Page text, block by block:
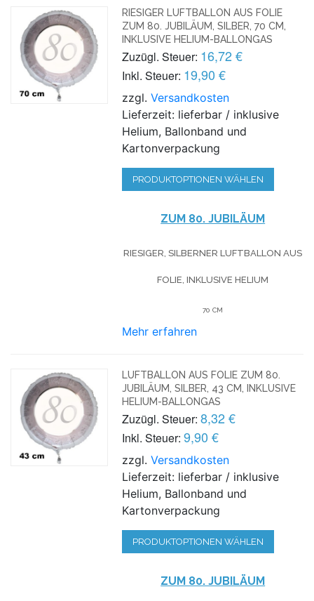
RIESIGER LUFTBALLON AUS FOLIE
ZUM 80. JUBILÄUM, SILBER, 70 CM,
INKLUSIVE HELIUM-BALLONGAS
Zuzügl. Steuer: 16,72 €
Inkl. Steuer: 19,90 €
zzgl.Versandkosten
Lieferzeit: lieferbar / inklusive
Helium, Ballonband und
Kartonverpackung
PRODUKTOPTIONEN WÄHLEN
ZUM 80. JUBILÄUM
RIESIGER, SILBERNER LUFTBALLON AUS
FOLIE, INKLUSIVE HELIUM
70 CM
Mehr erfahren
LUFTBALLON AUS FOLIE ZUM 80.
JUBILÄUM, SILBER, 43 CM, INKLUSIVE
HELIUM-BALLONGAS
Zuzügl. Steuer: 8,32 €
Inkl. Steuer: 9,90 €
zzgl.Versandkosten
Lieferzeit: lieferbar / inklusive
Helium, Ballonband und
Kartonverpackung
PRODUKTOPTIONEN WÄHLEN
ZUM 80. JUBILÄUM